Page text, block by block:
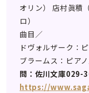
オリン） 店村眞積
ロ）
曲目／
ドヴォルザーク：
ブラームス：ピア
問：佐川文庫029-
https://